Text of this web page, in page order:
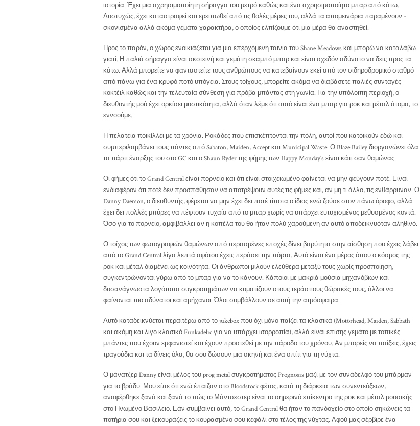
ιστορία. Έχει μια αχρησιμοποίητη σήραγγα του μετρό καθώς και ένα αχρησιμοποίητο μπαρ από κάτω.
Δυστυχώς, έχει καταστραφεί και ερειπωθεί από τις θολές μέρες του, αλλά τα απομεινάρια παραμένουν -
σκονισμένα αλλά ακόμα γεμάτα χαρακτήρα, ο οποίος ελπίζουμε ότι μια μέρα θα αναστηθεί.
Προς το παρόν, ο χώρος ενοικιάζεται για μια επερχόμενη ταινία του Shane Meadows και μπορώ να καταλάβω
γιατί. Η παλιά σήραγγα είναι σκοτεινή και γεμάτη σκαμπό μπαρ και είναι σχεδόν αδύνατο να δεις προς τα
κάτω. Αλλά μπορείτε να φανταστείτε τους ανθρώπους να κατεβαίνουν εκεί από τον σιδηροδρομικό σταθμό
από πάνω για ένα κρυφό ποτό υπόγεια. Στους τοίχους, μπορείτε ακόμα να διαβάσετε παλιές συνταγές
κοκτέιλ καθώς και την τελευταία σύνθεση για πρόβα μπάντας στη γωνία. Για την υπόλοιπη περιοχή, ο
διευθυντής μού έχει ορκίσει μυστικότητα, αλλά όταν λέμε ότι αυτό είναι ένα μπαρ για ροκ και μέταλ άτομα, το
εννοούμε.
Η πελατεία ποικίλλει με τα χρόνια. Ροκάδες που επισκέπτονται την πόλη, αυτοί που κατοικούν εδώ και
συμπεριλαμβάνει τους πάντες από Sabaton, Maiden, Accept και Municipal Waste. Ο Blaze Bailey διοργανώνει όλα
τα πάρτι έναρξης του στο GC και ο Shaun Ryder της φήμης των Happy Monday's είναι κάτι σαν θαμώνας.
Οι φήμες ότι το Grand Central είναι πορνείο και ότι είναι στοιχειωμένο φαίνεται να μην φεύγουν ποτέ. Είναι
ενδιαφέρον ότι ποτέ δεν προσπάθησαν να αποτρέψουν αυτές τις φήμες και, αν μη τι άλλο, τις ενθάρρυναν. Ο
Danny Daemon, ο διευθυντής, φέρεται να μην έχει δει ποτέ τίποτα ο ίδιος ενώ ζούσε στον πάνω όροφο, αλλά
έχει δει πολλές μπύρες να πέφτουν τυχαία από το μπαρ χωρίς να υπάρχει ευτυχισμένος μεθυσμένος κοντά.
Όσο για το πορνείο, αμφιβάλλει αν η κοπέλα του θα ήταν πολύ χαρούμενη αν αυτό αποδεικνυόταν αληθινό.
Ο τοίχος των φωτογραφιών θαμώνων από περασμένες εποχές δίνει βαρύτητα στην αίσθηση που έχεις λάβει
από το Grand Central λίγα λεπτά αφότου έχεις περάσει την πόρτα. Αυτό είναι ένα μέρος όπου ο κόσμος της
ροκ και μέταλ διαμένει ως κοινότητα. Οι άνθρωποι μιλούν ελεύθερα μεταξύ τους χωρίς προσποίηση,
συγκεντρώνονται γύρω από το μπαρ για να το κάνουν. Κάποιοι με μακριά μούσια μηχανόβιων και
δυσανάγνωστα λογότυπα συγκροτημάτων να κυματίζουν στους τεράστιους θώρακές τους, άλλοι να
φαίνονται πιο αδύνατοι και αμήχανοι. Όλοι συμβάλλουν σε αυτή την ατμόσφαιρα.
Αυτό καταδεικνύεται περαιτέρω από το jukebox που όχι μόνο παίζει τα κλασικά (Motörhead, Maiden, Sabbath
και ακόμη και λίγο κλασικό Funkadelic για να υπάρχει ισορροπία), αλλά είναι επίσης γεμάτο με τοπικές
μπάντες που έχουν εμφανιστεί και έχουν προστεθεί με την πάροδο του χρόνου. Αν μπορείς να παίξεις, έχεις
τραγούδια και τα δίνεις όλα, θα σου δώσουν μια σκηνή και ένα σπίτι για τη νύχτα.
Ο μάνατζερ Danny είναι μέλος του prog metal συγκροτήματος Prognosis μαζί με τον συνάδελφό του μπάρμαν
για το βράδυ. Μου είπε ότι ενώ έπαιζαν στο Bloodstock φέτος, κατά τη διάρκεια των συνεντεύξεων,
αναφέρθηκε ξανά και ξανά το πώς το Μάντσεστερ είναι το σημερινό επίκεντρο της ροκ και μέταλ μουσικής
στο Ηνωμένο Βασίλειο. Εάν συμβαίνει αυτό, το Grand Central θα ήταν το πανδοχείο στο οποίο σηκώνεις τα
ποτήρια σου και ξεκουράζεις το κουρασμένο σου κεφάλι στο τέλος της νύχτας. Αφού μας σέρβιρε ένα